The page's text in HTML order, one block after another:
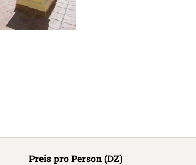
Preis pro Person (DZ)